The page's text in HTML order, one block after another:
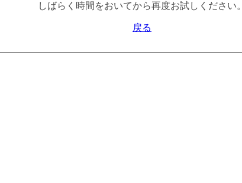
しばらく時間をおいてから再度お試しください。
戻る